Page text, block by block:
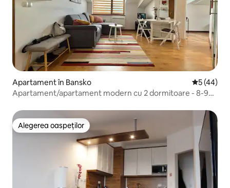
Apartament în Bansko Scor
5 (44)
Apartament/apartament modern cu 2 dormitoare - 8-9
Alegerea oaspeților
Alegerea oaspeților